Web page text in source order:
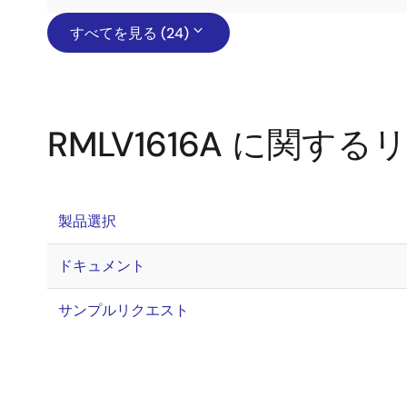
すべてを見る (24)
RMLV1616A に関する
製品選択
ドキュメント
サンプルリクエスト